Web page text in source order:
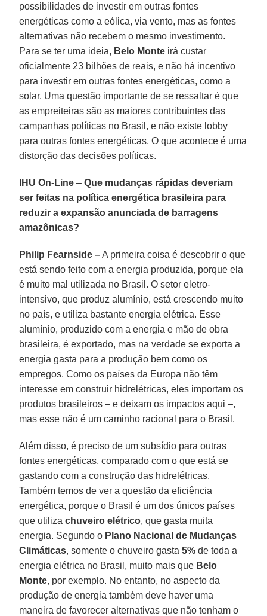
possibilidades de investir em outras fontes
energéticas como a eólica, via vento, mas as fontes
alternativas não recebem o mesmo investimento.
Para se ter uma ideia, Belo Monte irá custar
oficialmente 23 bilhões de reais, e não há incentivo
para investir em outras fontes energéticas, como a
solar. Uma questão importante de se ressaltar é que
as empreiteiras são as maiores contribuintes das
campanhas políticas no Brasil, e não existe lobby
para outras fontes energéticas. O que acontece é uma
distorção das decisões políticas.
IHU On-Line– Que mudanças rápidas deveriam
ser feitas na política energética brasileira para
reduzir a expansão anunciada de barragens
amazônicas?
Philip Fearnside –A primeira coisa é descobrir o que
está sendo feito com a energia produzida, porque ela
é muito mal utilizada no Brasil. O setor eletro-
intensivo, que produz alumínio, está crescendo muito
no país, e utiliza bastante energia elétrica. Esse
alumínio, produzido com a energia e mão de obra
brasileira, é exportado, mas na verdade se exporta a
energia gasta para a produção bem como os
empregos. Como os países da Europa não têm
interesse em construir hidrelétricas, eles importam os
produtos brasileiros – e deixam os impactos aqui –,
mas esse não é um caminho racional para o Brasil.
Além disso, é preciso de um subsídio para outras
fontes energéticas, comparado com o que está se
gastando com a construção das hidrelétricas.
Também temos de ver a questão da eficiência
energética, porque o Brasil é um dos únicos países
que utilizachuveiro elétrico, que gasta muita
energia. Segundo o Plano Nacional de Mudanças
Climáticas, somente o chuveiro gasta 5%de toda a
energia elétrica no Brasil, muito mais que Belo
Monte, por exemplo. No entanto, no aspecto da
produção de energia também deve haver uma
maneira de favorecer alternativas que não tenham o